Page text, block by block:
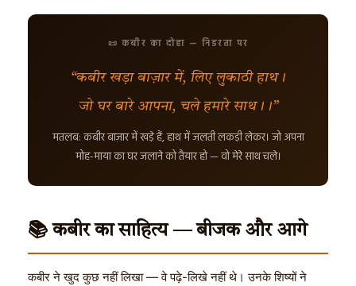
📜 कबीर का दोहा — निडरता पर
“कबीर खड़ा बाज़ार में, लिए लुकाठी हाथ।
जो घर बारे आपना, चले हमारे साथ।।”
मतलब: कबीर बाज़ार में खड़े हैं, हाथ में जलती लकड़ी लेकर। जो अपना
मोह-माया का घर जलाने को तैयार हो — वो मेरे साथ चले।
📚 कबीर का साहित्य — बीजक और आगे
कबीर ने खुद कुछ नहीं लिखा — वे पढ़े-लिखे नहीं थे। उनके शिष्यों ने